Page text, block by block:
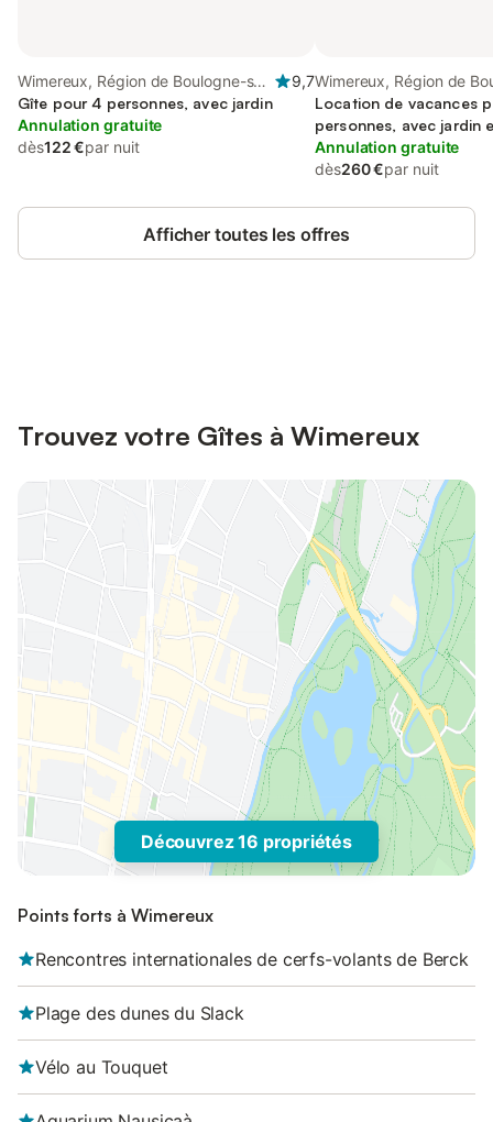
Wimereux, Région de Boulogne-sur-
Mer
9,7
Gîte pour 4 personnes, avec jardin
Annulation gratuite
dès122 €par nuit
Wimereux, Région de
Mer
Location de vacances
personnes, avec jardin
Annulation gratuite
dès260 €par nuit
Afficher toutes les offres
Trouvez votre Gîtes à Wimereux
Découvrez 16 propriétés
Points forts à Wimereux
Rencontres internationales de cerfs-volants de Berck
Plage des dunes du Slack
Vélo au Touquet